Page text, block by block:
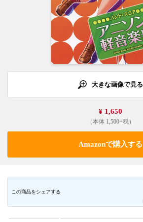
大きな画像で見る
¥ 1,650
（本体 1,500+税）
Amazonで購入する
この商品をシェアする